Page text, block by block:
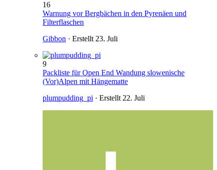
16
Warnung vor Bergbächen in den Pyrenäen und
Filterflaschen
Gibbon · Erstellt 23. Juli
9
Packliste für Open End Wandung slowenische
(Vor)Alpen mit Hängematte
plumpudding_pi · Erstellt 22. Juli